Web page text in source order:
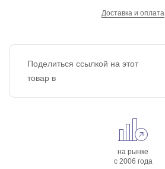
Доставка и оплата
Поделиться ссылкой на этот
товар в
на рынке
с 2006 года